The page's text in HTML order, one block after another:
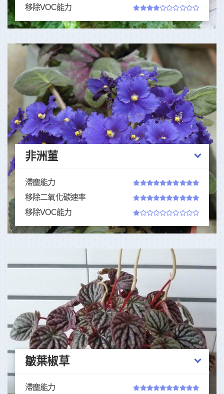
移除VOC能力
非洲菫
滯塵能力
移除二氧化碳速率
移除VOC能力
皺葉椒草
滯塵能力